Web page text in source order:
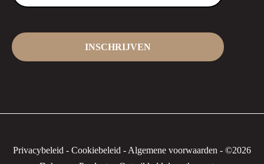
Privacybeleid - Cookiebeleid - Algemene voorwaarden - ©2026